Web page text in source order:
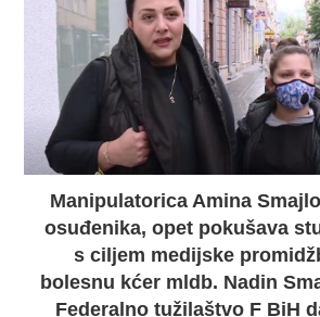
Manipulatorica Amina
osuđenika, opet pokušava
s ciljem medijske
bolesnu kćer mldb. Nadin
Federalno tužilaštvo F BiH